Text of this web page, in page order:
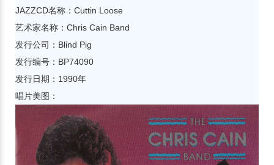
JAZZCD名称：Cuttin Loose
艺术家名称：Chris Cain Band
发行公司：Blind Pig
发行编号：BP74090
发行日期：1990年
唱片美图：